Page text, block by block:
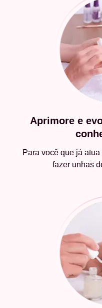
Aprimore e
Para você que já
fazer unhas